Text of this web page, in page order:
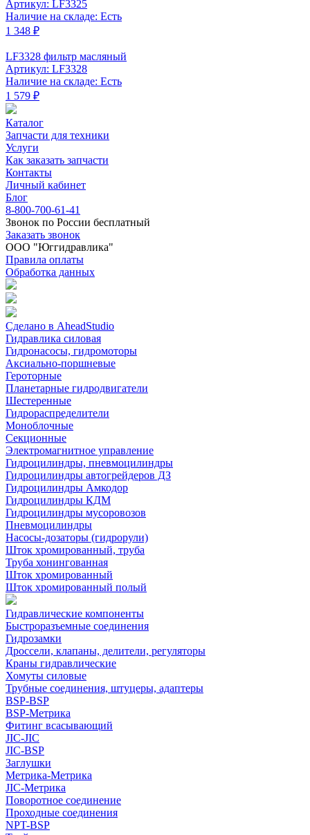
Артикул: LF3325
Наличие на складе: Есть
1 348 ₽
LF3328 фильтр масляный
Артикул: LF3328
Наличие на складе: Есть
1 579 ₽
Каталог
Запчасти для техники
Услуги
Как заказать запчасти
Контакты
Личный кабинет
Блог
8-800-700-61-41
Звонок по России бесплатный
Заказать звонок
ООО "Юггидравлика"
Правила оплаты
Обработка данных
Сделано в AheadStudio
Гидравлика силовая
Гидронасосы, гидромоторы
Аксиально-поршневые
Героторные
Планетарные гидродвигатели
Шестеренные
Гидрораспределители
Моноблочные
Секционные
Электромагнитное управление
Гидроцилиндры, пневмоцилиндры
Гидроцилиндры автогрейдеров ДЗ
Гидроцилиндры Амкодор
Гидроцилиндры КДМ
Гидроцилиндры мусоровозов
Пневмоцилиндры
Насосы-дозаторы (гидрорули)
Шток хромированный, труба
Труба хонингованная
Шток хромированный
Шток хромированный полый
Гидравлические компоненты
Быстроразъемные соединения
Гидрозамки
Дроссели, клапаны, делители, регуляторы
Краны гидравлические
Хомуты силовые
Трубные соединения, штуцеры, адаптеры
BSP-BSP
BSP-Метрика
Фитинг всасывающий
JIC-JIC
JIC-BSP
Заглушки
Метрика-Метрика
JIC-Метрика
Поворотное соединение
Проходные соединения
NPT-BSP